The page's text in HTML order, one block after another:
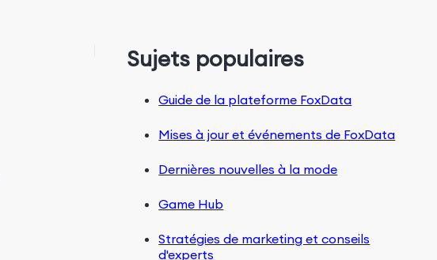
Sujets populaires
Guide de la plateforme FoxData
Mises à jour et événements de FoxData
Dernières nouvelles à la mode
Game Hub
Stratégies de marketing et conseils
d'experts